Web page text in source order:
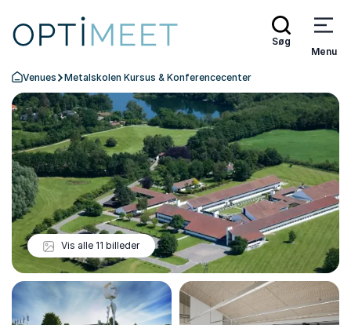
Søg
Menu
Tilbage til forsiden
Venues Metalskolen Kursus & Konferencecenter
Vis alle 11 billeder